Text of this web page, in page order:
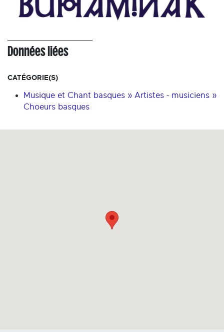
Données liées
CATÉGORIE(S)
Musique et Chant basques » Artistes - musiciens »
Choeurs basques